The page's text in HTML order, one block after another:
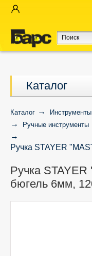
Каталог
Каталог Инструменты
Ручные инструменты
Ручка STAYER
Ручка
бюгель 6мм,